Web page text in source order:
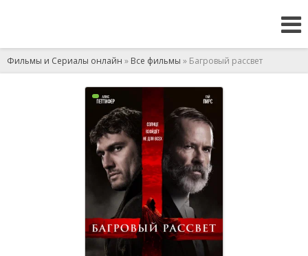
Фильмы и Сериалы онлайн » Все фильмы » Багровый рассвет